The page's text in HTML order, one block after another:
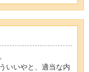
いいやと、適当な内